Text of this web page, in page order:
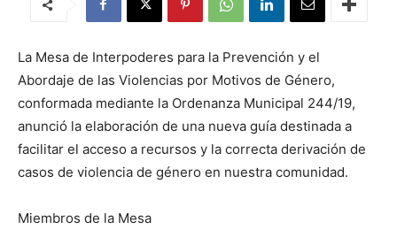
La Mesa de Interpoderes para la Prevención y el
Abordaje de las Violencias por Motivos de Género,
conformada mediante la Ordenanza Municipal 244/19,
anunció la elaboración de una nueva guía destinada a
facilitar el acceso a recursos y la correcta derivación de
casos de violencia de género en nuestra comunidad.
Miembros de la Mesa